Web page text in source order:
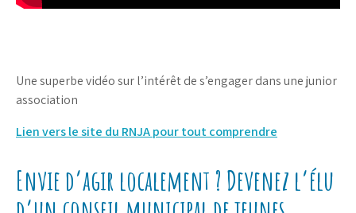
Une superbe vidéo sur l’intérêt de s’engager dans une junior
association
Lien vers le site du RNJA pour tout comprendre
Envie d’agir localement ? Devenez l’élu